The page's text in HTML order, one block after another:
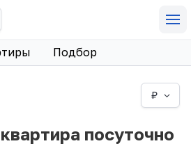
Подбор
₽
посуточно